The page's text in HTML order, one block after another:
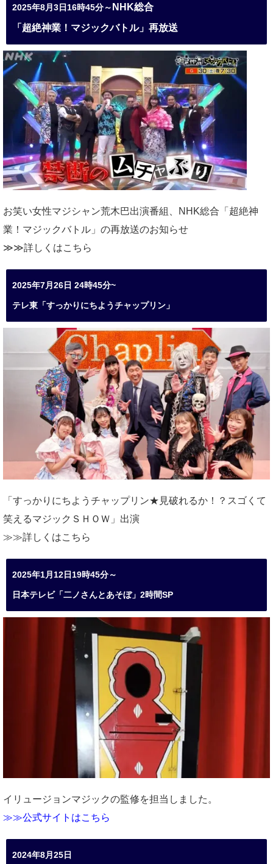
2025年8月3日16時45分～ NHK総合
「超絶神業！マジックバトル」再放送
お笑い女性マジシャン荒木巴出演番組、
NHK総合「超絶神
業！マジックバトル」の再放送のお知らせ
≫≫詳しくはこちら
2025年7月26日 24時45分~
テレ東「すっかりにちようチャップリン」
「すっかりにちようチャップリン★見破れるか！？スゴくて
笑えるマジックＳＨＯＷ」出演
≫≫詳しくはこちら
2025年1月12日19時45分～
日本テレビ「二ノさんとあそぼ」2時間SP
イリュージョンマジックの監修を担当しました。
≫≫公式サイトはこちら
2024年8月25日